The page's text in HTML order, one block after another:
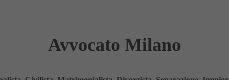
Avvocato Milano